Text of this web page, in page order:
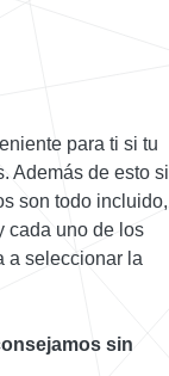
para ti si tu
Además de esto si
son todo incluido,
cada uno de los
a seleccionar la
sin